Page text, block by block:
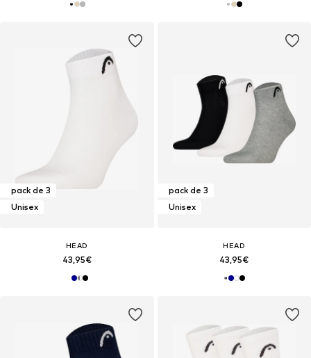
pack de 3
Unisex
HEAD
43,95€
pack de 3
Unisex
HEAD
43,95€